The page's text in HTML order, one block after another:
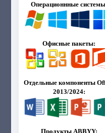
Операционнные
Офисные пакеты:
Отдельные компоненты
2013/2024:
Продукты ABBYY: